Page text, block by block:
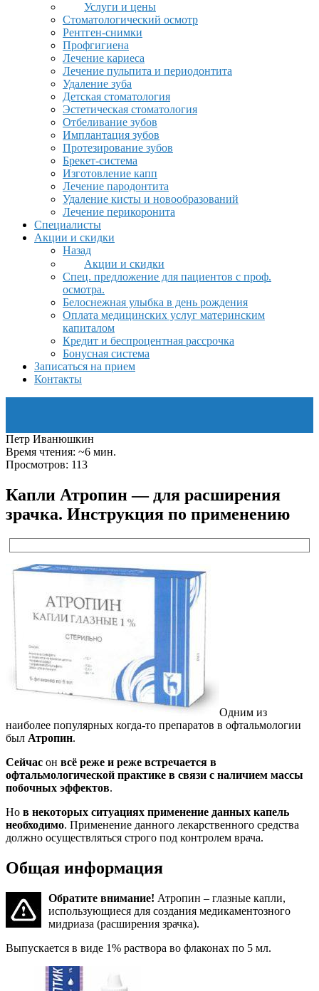
Услуги и цены
Стоматологический осмотр
Рентген-снимки
Профгигиена
Лечение кариеса
Лечение пульпита и периодонтита
Удаление зуба
Детская стоматология
Эстетическая стоматология
Отбеливание зубов
Имплантация зубов
Протезирование зубов
Брекет-система
Изготовление капп
Лечение пародонтита
Удаление кисты и новообразований
Лечение перикоронита
Специалисты
Акции и скидки
Назад
Акции и скидки
Спец. предложение для пациентов с проф.
осмотра.
Белоснежная улыбка в день рождения
Оплата медицинских услуг материнским
капиталом
Кредит и беспроцентная рассрочка
Бонусная система
Записаться на прием
Контакты
Петр Иванюшкин
Время чтения: ~6 мин.
Просмотров: 113
Капли Атропин — для расширения
зрачка. Инструкция по применению
Одним из
наиболее популярных когда-то препаратов в офтальмологии
был Атропин.
Сейчас он всё реже и реже встречается в
офтальмологической практике в связи с наличием массы
побочных эффектов.
Но в некоторых ситуациях применение данных капель
необходимо. Применение данного лекарственного средства
должно осуществляться строго под контролем врача.
Общая информация
Обратите внимание! Атропин – глазные капли,
использующиеся для создания медикаментозного
мидриаза (расширения зрачка).
Выпускается в виде 1% раствора во флаконах по 5 мл.